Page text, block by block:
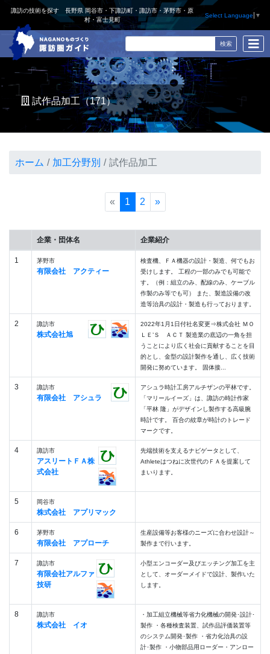
諏訪の技術を探す 長野県 岡谷市・下諏訪町・諏訪市・茅野市・原
村・富士見町
Select Language ▼
試作品加工（171）
ホーム 加工分野別 試作品加工
« 1 2 »
企業・団体名 企業紹介
1 茅野市
有限会社 アクティー
検査機、ＦＡ機器の設計・製造、何でもお
受けします。 工程の一部のみでも可能で
す。（例：組立のみ、配線のみ、ケーブル
作製のみ等でも可） また、製造設備の改
造等治具の設計・製造も行っております。
2 諏訪市
株式会社旭
2022年1月1日付社名変更⇒株式会社 ＭＯ
ＬＥ’Ｓ ＡＣＴ 製造業の底辺の一角を担
うことにより広く社会に貢献することを目
的とし、金型の設計製作を通し、広く技術
開発に努めています。 固体接...
3 諏訪市
有限会社 アシュラ
アシュラ時計工房アルチザンの平林です。
「マリールイーズ」は、諏訪の時計作家
「平林 隆」がデザインし製作する高級腕
時計です。 百合の紋章が時計のトレード
マークです。
4 諏訪市
アスリートＦＡ株
式会社
先端技術を支えるナビゲータとして、
Athleteはつねに次世代のＦＡを提案して
まいります。
5 岡谷市
株式会社 アプリマック
6 茅野市
有限会社 アプローチ
生産設備等お客様のニーズに合わせ設計～
製作まで行います。
7 諏訪市
有限会社アルファ
技研
小型エンコーダー及びエッチング加工を主
として、オーダーメイドで設計、製作いた
します。
8 諏訪市
株式会社 イオ
・加工組立機械等省力化機械の開発･設計･
製作 ・各種検査装置、試作品評価装置等
のシステム開発･製作 ・省力化治具の設
計･製作 ・小物部品用ローダー・アンロー